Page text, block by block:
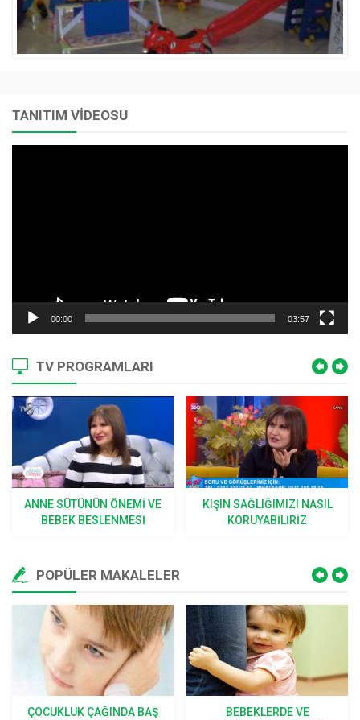
TANITIM VİDEOSU
00:00 03:57
TV PROGRAMLARI
KIŞIN SAĞLIĞIMIZI NASIL
KORUYABILIRIZ
YENI DOĞAN BEBEK NASIL
YIKANIR VE GIYDIRILIR
POPÜLER MAKALELER
BEBEKLERDE VE
SINEK, BÖCEK ISIRMALARI